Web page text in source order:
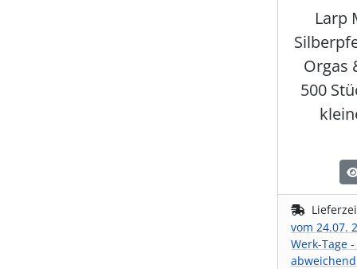
Larp
Orgas
500
vom 24.07.
Werk-Tage
abweichend